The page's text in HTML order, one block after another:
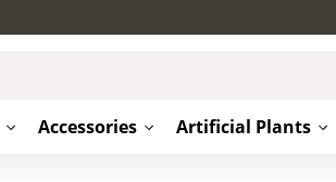
Accessories Artificial Plants